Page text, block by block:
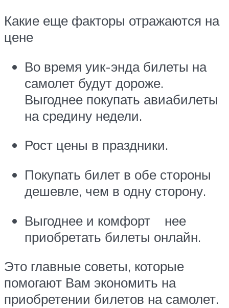
Какие еще факторы отражаются на
цене
Во время уик-энда билеты на
самолет будут дороже.
Выгоднее покупать авиабилеты
на средину недели.
Рост цены в праздники.
Покупать билет в обе стороны
дешевле, чем в одну сторону.
Выгоднее и комфорт нее
приобретать билеты онлайн.
Это главные советы, которые
помогают Вам экономить на
приобретении билетов на самолет.